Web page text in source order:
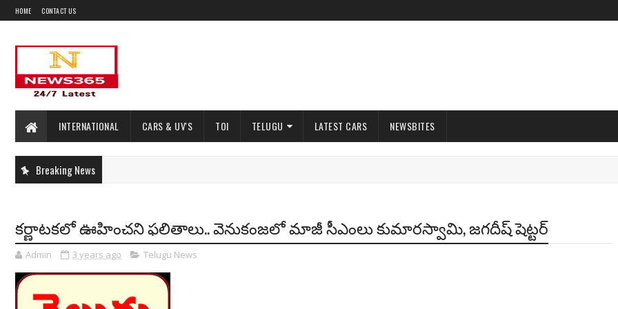
HOME CONTACT US
INTERNATIONAL CARS & UV'S TOI TELUGU LATEST CARS NEWSBITES
Breaking News
కర్ణాటకలో ఊహించని ఫలితాలు.. వెనుకంజలో మాజీ సీఎంలు కుమారస్వామి, జగదీష్ షెట్టర్
Admin 3 years ago Telugu News